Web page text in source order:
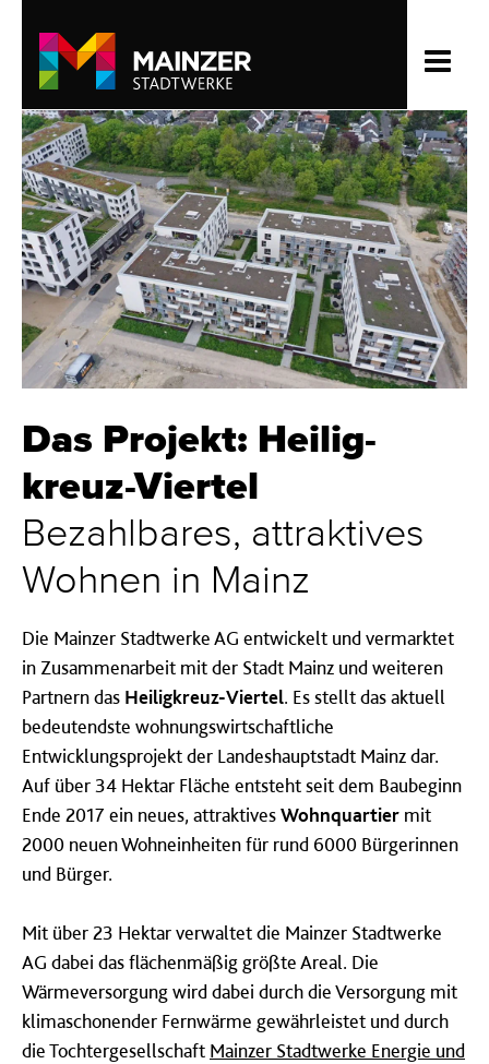
Das Projekt: Heilig­
kreuz-Viertel
Bezahlbares, attraktives
Wohnen in Mainz
Die Mainzer Stadtwerke AG entwickelt und vermarktet
in Zusammenarbeit mit der Stadt Mainz und weiteren
Partnern das Heiligkreuz-Viertel. Es stellt das aktuell
bedeutendste wohnungswirtschaftliche
Entwicklungsprojekt der Landeshauptstadt Mainz dar.
Auf über 34 Hektar Fläche entsteht seit dem Baubeginn
Ende 2017 ein neues, attraktivesWohnquartier mit
2000 neuen Wohneinheiten für rund 6000 Bürgerinnen
und Bürger.
Mit über 23 Hektar verwaltet die Mainzer Stadtwerke
AG dabei das flächenmäßig größte Areal. Die
Wärmeversorgung wird dabei durch die Versorgung mit
klimaschonender Fernwärme gewährleistet und durch
die Tochtergesellschaft Mainzer Stadtwerke Energie und